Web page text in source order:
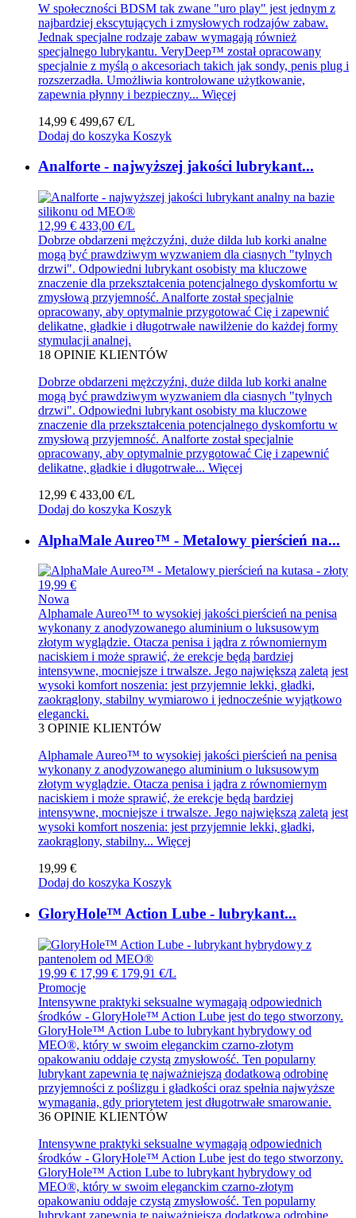
W społeczności BDSM tak zwane "uro play" jest jednym z
najbardziej ekscytujących i zmysłowych rodzajów zabaw.
Jednak specjalne rodzaje zabaw wymagają również
specjalnego lubrykantu. VeryDeep™ został opracowany
specjalnie z myślą o akcesoriach takich jak sondy, penis plug i
rozszerzadła. Umożliwia kontrolowane użytkowanie,
zapewnia płynny i bezpieczny... Więcej
14,99 € 499,67 €/L
Dodaj do koszyka Koszyk
Analforte - najwyższej jakości lubrykant...
12,99 € 433,00 €/L
Dobrze obdarzeni mężczyźni, duże dilda lub korki analne
mogą być prawdziwym wyzwaniem dla ciasnych "tylnych
drzwi". Odpowiedni lubrykant osobisty ma kluczowe
znaczenie dla przekształcenia potencjalnego dyskomfortu w
zmysłową przyjemność. Analforte został specjalnie
opracowany, aby optymalnie przygotować Cię i zapewnić
delikatne, gładkie i długotrwałe nawilżenie do każdej formy
stymulacji analnej.
18 OPINIE KLIENTÓW
Dobrze obdarzeni mężczyźni, duże dilda lub korki analne
mogą być prawdziwym wyzwaniem dla ciasnych "tylnych
drzwi". Odpowiedni lubrykant osobisty ma kluczowe
znaczenie dla przekształcenia potencjalnego dyskomfortu w
zmysłową przyjemność. Analforte został specjalnie
opracowany, aby optymalnie przygotować Cię i zapewnić
delikatne, gładkie i długotrwałe... Więcej
12,99 € 433,00 €/L
Dodaj do koszyka Koszyk
AlphaMale Aureo™ - Metalowy pierścień na...
19,99 €
Nowa
Alphamale Aureo™ to wysokiej jakości pierścień na penisa
wykonany z anodyzowanego aluminium o luksusowym
złotym wyglądzie. Otacza penisa i jądra z równomiernym
naciskiem i może sprawić, że erekcje będą bardziej
intensywne, mocniejsze i trwalsze. Jego największą zaletą jest
wysoki komfort noszenia: jest przyjemnie lekki, gładki,
zaokrąglony, stabilny wymiarowo i jednocześnie wyjątkowo
elegancki.
3 OPINIE KLIENTÓW
Alphamale Aureo™ to wysokiej jakości pierścień na penisa
wykonany z anodyzowanego aluminium o luksusowym
złotym wyglądzie. Otacza penisa i jądra z równomiernym
naciskiem i może sprawić, że erekcje będą bardziej
intensywne, mocniejsze i trwalsze. Jego największą zaletą jest
wysoki komfort noszenia: jest przyjemnie lekki, gładki,
zaokrąglony, stabilny... Więcej
19,99 €
Dodaj do koszyka Koszyk
GloryHole™ Action Lube - lubrykant...
19,99 € 17,99 € 179,91 €/L
Promocje
Intensywne praktyki seksualne wymagają odpowiednich
środków - GloryHole™ Action Lube jest do tego stworzony.
GloryHole™ Action Lube to lubrykant hybrydowy od
MEO®, który w swoim eleganckim czarno-złotym
opakowaniu oddaje czystą zmysłowość. Ten popularny
lubrykant zapewnia tę najważniejszą dodatkową odrobinę
przyjemności z poślizgu i gładkości oraz spełnia najwyższe
wymagania, gdy priorytetem jest długotrwałe smarowanie.
36 OPINIE KLIENTÓW
Intensywne praktyki seksualne wymagają odpowiednich
środków - GloryHole™ Action Lube jest do tego stworzony.
GloryHole™ Action Lube to lubrykant hybrydowy od
MEO®, który w swoim eleganckim czarno-złotym
opakowaniu oddaje czystą zmysłowość. Ten popularny
lubrykant zapewnia tę najważniejszą dodatkową odrobinę